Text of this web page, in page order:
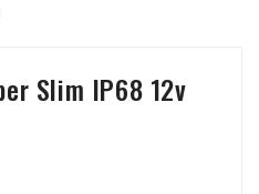
Slim IP68 12v